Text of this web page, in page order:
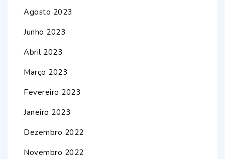
Agosto 2023
Junho 2023
Abril 2023
Março 2023
Fevereiro 2023
Janeiro 2023
Dezembro 2022
Novembro 2022